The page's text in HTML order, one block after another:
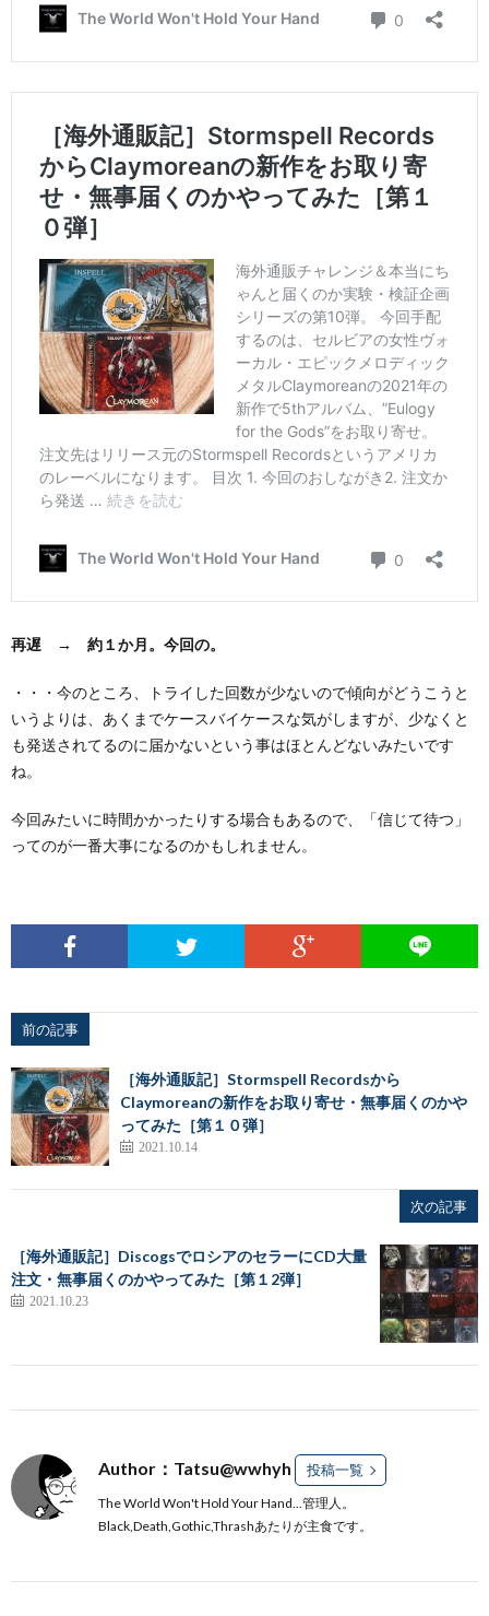
再遅 → 約１か月。今回の。
・・・今のところ、トライした回数が少ないので傾向がどうこうと
いうよりは、あくまでケースバイケースな気がしますが、少なくと
も発送されてるのに届かないという事はほとんどないみたいです
ね。
今回みたいに時間かかったりする場合もあるので、「信じて待つ」
ってのが一番大事になるのかもしれません。
前の記事
［海外通販記］Stormspell Recordsから
Claymoreanの新作をお取り寄せ・無事届くのかや
ってみた［第１０弾］
2021.10.14
次の記事
［海外通販記］DiscogsでロシアのセラーにCD大量
注文・無事届くのかやってみた［第１2弾］
2021.10.23
Author：Tatsu@wwhyh 投稿一覧
The World Won't Hold Your Hand...管理人。
Black,Death,Gothic,Thrashあたりが主食です。